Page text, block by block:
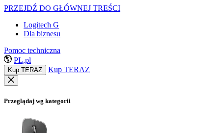
PRZEJDŹ DO GŁÓWNEJ TREŚCI
Logitech G
Dla biznesu
Pomoc techniczna
PL,pl
Kup TERAZ Kup TERAZ
Przeglądaj wg kategorii